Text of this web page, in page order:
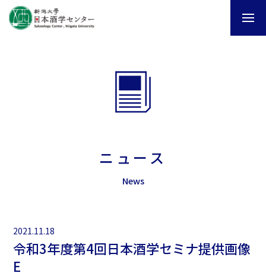
ニュース
News
2021.11.18
令和3年度第4回日本酒学セミナ提供画像
E